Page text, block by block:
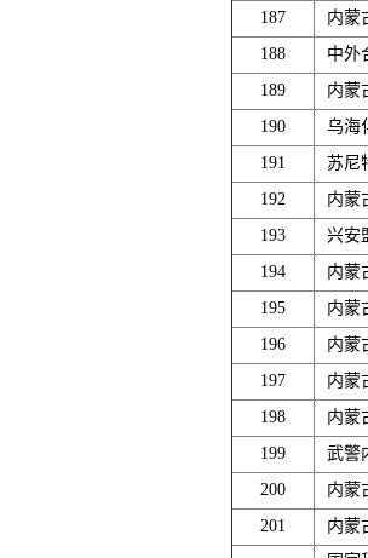
187
内蒙
188
中外
189
内蒙
190
乌海
191
苏尼
192
内蒙
193
兴安
194
内蒙
195
内蒙
196
内蒙
197
内蒙
198
内蒙
199
武警
200
内蒙
201
内蒙